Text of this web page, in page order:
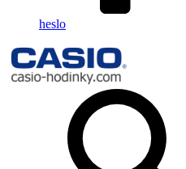
heslo